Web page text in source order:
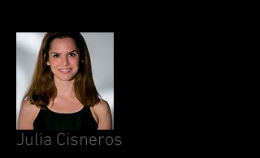
Julia Cisneros